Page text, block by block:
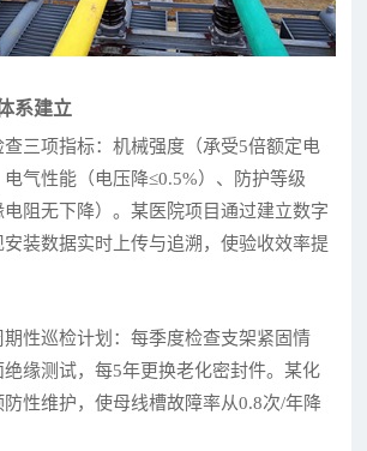
系建立
三项指标：机械强度（承受5倍额定电
气性能（电压降≤0.5%）、防护等级
电阻无下降）。某医院项目通过建立数字
装数据实时上传与追溯，使验收效率提
性巡检计划：每季度检查支架紧固情
缘测试，每5年更换老化密封件。某化
性维护，使母线槽故障率从0.8次/年降